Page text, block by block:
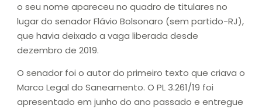
o seu nome apareceu no quadro de titulares no
lugar do senador Flávio Bolsonaro (sem partido-RJ),
que havia deixado a vaga liberada desde
dezembro de 2019.
O senador foi o autor do primeiro texto que criava o
Marco Legal do Saneamento. O PL 3.261/19 foi
apresentado em junho do ano passado e entregue